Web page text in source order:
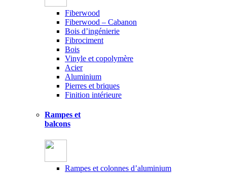
Fiberwood
Fiberwood – Cabanon
Bois d’ingénierie
Fibrociment
Bois
Vinyle et copolymère
Acier
Aluminium
Pierres et briques
Finition intérieure
Rampes et
balcons
Rampes et colonnes d’aluminium